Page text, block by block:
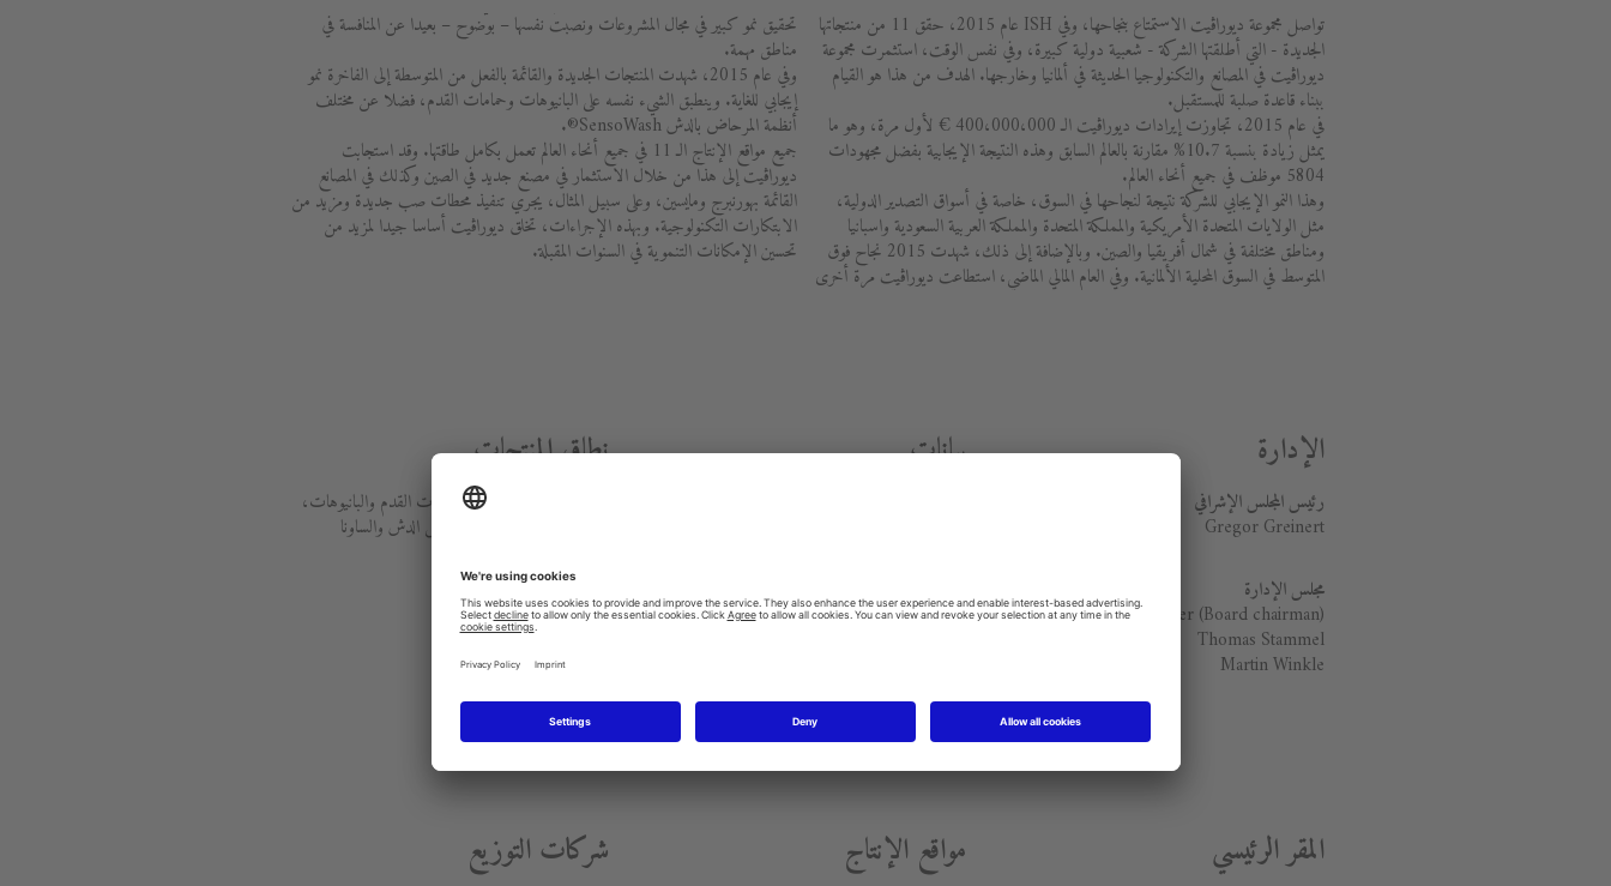
تواصل مجموعة ديوراڨيت الاستمتاع بنجاحها، وفي ISH عام 2015، حقق 11 من منتجاتها
الجديدة - التي أطلقتها الشركة - شعبية دولية كبيرة، وفي نفس الوقت، استثمرت مجموعة
ديوراڨيت في المصانع والتكنولوجيا الحديثة في ألمانيا وخارجها. الهدف من هذا هو القيام
ببناء قاعدة صلبة للمستقبل.
في عام 2015، تجاوزت إيرادات ديوراڨيت الـ 400،000،000 € لأول مرة، وهو ما
يمثل زيادة بنسبة 10.7% مقارنة بالعالم السابق وهذه النتيجة الإيجابية بفضل مجهودات
5804 موظف في جميع أنحاء العالم.
وهذا النمو الإيجابي للشركة نتيجة لنجاحها في السوق، خاصة في أسواق التصدير الدولية،
مثل الولايات المتحدة الأمريكية والمملكة المتحدة والمملكة العربية السعودية واسبانيا
ومناطق مختلفة في شمال أفريقيا والصين. وبالإضافة إلى ذلك، شهدت 2015 نجاح فوق
المتوسط في السوق المحلية الألمانية. وفي العام المالي الماضي، استطاعت ديوراڨيت مرة أخرى
تحقيق نمو كبير في مجال المشروعات ونصبت نفسها – بوضوح – بعيدا عن المنافسة في
مناطق مهمة.
وفي عام 2015، شهدت المنتجات الجديدة والقائمة بالفعل من المتوسطة إلى الفاخرة نمو
إيجابي للغاية. وينطبق الشيء نفسه على البانيوهات وحمامات القدم، فضلا عن مختلف
أنظمة المرحاض بالدش SensoWash®.
جميع مواقع الإنتاج الـ 11 في جميع أنحاء العالم تعمل بكامل طاقتها. وقد استجابت
ديوراڨيت إلى هذا من خلال الاستثمار في مصنع جديد في الصين وكذلك في المصانع
القائمة بهورنبرج ومايسين، وعلى سبيل المثال، يجري تنفيذ محطات صب جديدة ومزيد من
الابتكارات التكنولوجية. وبهذه الإجراءات، تخلق ديوراڨيت أساسا جيدا لمزيد من
تحسين الإمكانات التنموية في السنوات المقبلة.
الإدارة
رئيس المجلس الإشرافي
Gregor Greinert
مجلس الإدارة
Michael Demmer (Board chairman)
Thomas Stammel
Martin Winkle
بيانات
1817
نطاق المنتجات
الصيني، موبيليا الحمامات، حمامات القدم والبانيوهات،
أنظمة العناية بالصحة، مراحيض الدش والساونا
المقر الرئيسي مواقع الإنتاج شركات التوزيع